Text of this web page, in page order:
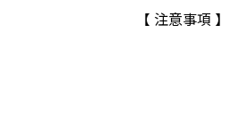
【 注意事項 】